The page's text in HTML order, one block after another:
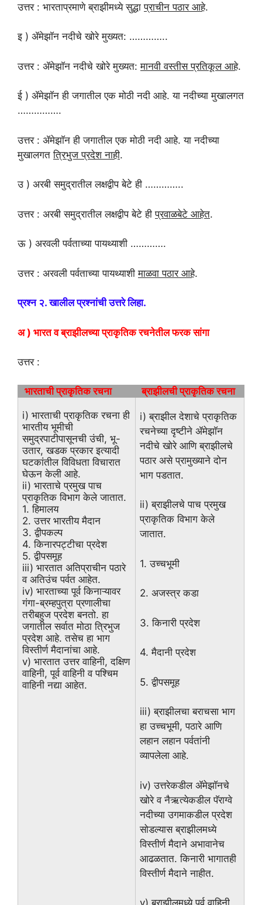
उत्तर : भारताप्रमाणे ब्राझीमध्ये सुद्धाप्राचीन पठार आहे.
इ ) ॲमेझाॅन नदीचे खोरे मुख्यत: …………..
उत्तर : ॲमेझाॅन नदीचे खोरे मुख्यत:मानवी वस्तीस प्रतिकूल आहे.
ई ) ॲमेझाॅन ही जगातील एक मोठी नदी आहे. या नदीच्या मुखालगत
…………….
उत्तर : ॲमेझाॅन ही जगातील एक मोठी नदी आहे. या नदीच्या
मुखालगतत्रिभुज प्रदेश नाही.
उ ) अरबी समुद्रातील लक्षद्वीप बेटे ही …………..
उत्तर : अरबी समुद्रातील लक्षद्वीप बेटे हीप्रवाळबेटे आहेत.
ऊ ) अरवली पर्वताच्या पायथ्याशी ………….
उत्तर : अरवली पर्वताच्या पायथ्याशीमाळवा पठार आहे.
प्रश्न २. खालील प्रश्नांची उत्तरे लिहा.
अ ) भारत व ब्राझीलच्या प्राकृतिक रचनेतील फरक सांगा
उत्तर :
भारताची प्राकृतिक रचना ब्राझीलची प्राकृतिक रचना
i) भारताची प्राकृतिक रचना ही
भारतीय भूमीची
समुद्रपाटीपासूनची उंची, भू-
उतार, खडक प्रकार इत्यादी
घटकांतील विविधता विचारात
घेऊन केली आहे.
ii) भारताचे प्रमुख पाच
प्राकृतिक विभाग केले जातात.
1. हिमालय
2. उत्तर भारतीय मैदान
3. द्वीपकल्प
4. किनारपट्टीचा प्रदेश
5. द्वीपसमूह
iii) भारतात अतिप्राचीन पठारे
व अतिउंच पर्वत आहेत.
iv) भारताच्या पूर्व किनाऱ्यावर
गंगा-ब्रम्हपुत्रा प्रणालीचा
तरीबहुज प्रदेश बनतो. हा
जगातील सर्वात मोठा त्रिभुज
प्रदेश आहे. तसेच हा भाग
विस्तीर्ण मैदानांचा आहे.
v) भारतात उत्तर वाहिनी, दक्षिण
वाहिनी, पूर्व वाहिनी व पश्चिम
वाहिनी नद्या आहेत.
i) ब्राझील देशाचे प्राकृतिक
रचनेच्या दृष्टीने ॲमेझाॅन
नदीचे खोरे आणि ब्राझीलचे
पठार असे प्रामुख्याने दोन
भाग पडतात.
ii) ब्राझीलचे पाच प्रमुख
प्राकृतिक विभाग केले
जातात.
1. उच्चभूमी
2. अजस्त्र कडा
3. किनारी प्रदेश
4. मैदानी प्रदेश
5. द्वीपसमूह
iii) ब्राझीलचा बराचसा भाग
हा उच्चभूमी, पठारे आणि
लहान लहान पर्वतांनी
व्यापलेला आहे.
iv) उत्तरेकडील ॲमेझाॅनचे
खोरे व नैऋत्येकडील पॅराग्वे
नदीच्या उगमाकडील प्रदेश
सोडल्यास ब्राझीलमध्ये
विस्तीर्ण मैदाने अभावानेच
आढळतात. किनारी भागातही
विस्तीर्ण मैदाने नाहीत.